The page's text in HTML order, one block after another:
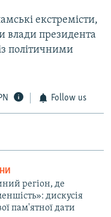
екстремісти,
влади президента
політичними
Follow us
регіон, де
дискусія
пам'ятної дати